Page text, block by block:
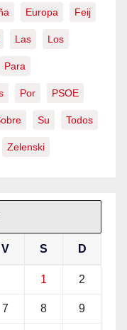
Europa Feij
Las Los
Para
Por PSOE
Su Todos
Zelenski
V S D
1 2
7 8 9